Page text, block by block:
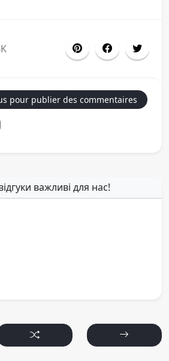
pour publier des commentaires
важливі для нас!